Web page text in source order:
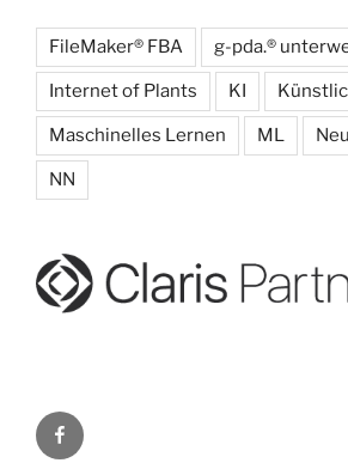
FileMaker® FBA g-pda.®
Internet of Plants KI
Maschinelles Lernen ML
NN
g-
pda.